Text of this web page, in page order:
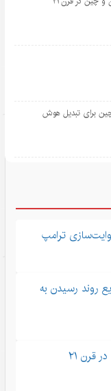
برای تبدیل هوش
ترامپ
روند رسیدن به
قرن ۲۱